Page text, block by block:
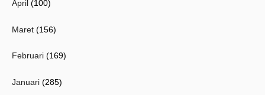
April (100)
Maret (156)
Februari (169)
Januari (285)